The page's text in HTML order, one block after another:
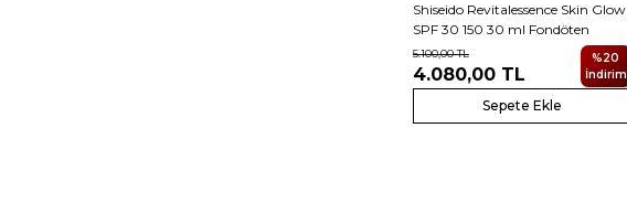
Shiseido Revitalessence Skin Glow
SPF 30 150 30 ml Fondöten
5.100,00TL
4.080,00 TL
%20
İndirim
Sepete Ekle